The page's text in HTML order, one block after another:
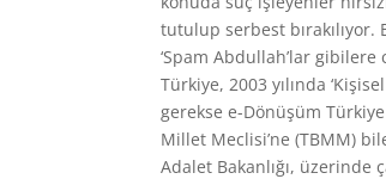
tutulup serbest
‘Spam Abdullah’lar
Türkiye, 2003 yılında
gerekse e-Dönüşüm
Millet Meclisi’ne (TBMM)
Adalet Bakanlığı, üzerinde